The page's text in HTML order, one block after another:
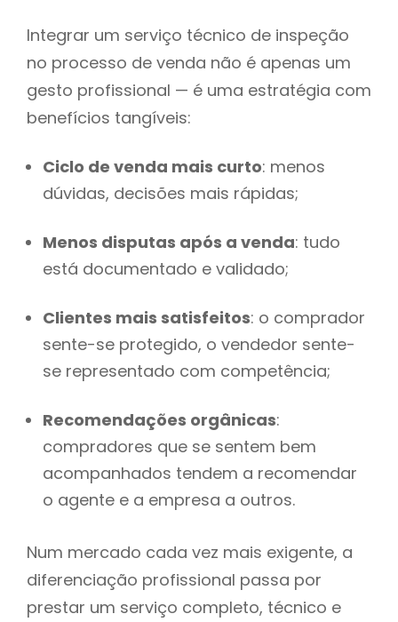
Integrar um serviço técnico de inspeção
no processo de venda não é apenas um
gesto profissional — é uma estratégia com
benefícios tangíveis:
Ciclo de venda mais curto: menos
dúvidas, decisões mais rápidas;
Menos disputas após a venda: tudo
está documentado e validado;
Clientes mais satisfeitos: o comprador
sente-se protegido, o vendedor sente-
se representado com competência;
Recomendações orgânicas:
compradores que se sentem bem
acompanhados tendem a recomendar
o agente e a empresa a outros.
Num mercado cada vez mais exigente, a
diferenciação profissional passa por
prestar um serviço completo, técnico e